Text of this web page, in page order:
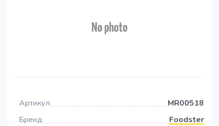
Артикул
MR00518
Бренд
Foodster